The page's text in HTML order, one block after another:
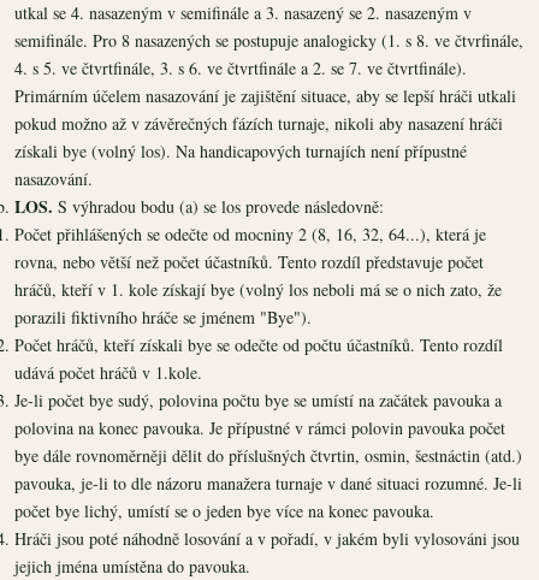
utkal se 4. nasazeným v semifinále a 3. nasazený se 2. nasazeným v
semifinále. Pro 8 nasazených se postupuje analogicky (1. s 8. ve čtvrfinále,
4. s 5. ve čtvrtfinále, 3. s 6. ve čtvrtfinále a 2. se 7. ve čtvrtfinále).
Primárním účelem nasazování je zajištění situace, aby se lepší hráči utkali
pokud možno až v závěrečných fázích turnaje, nikoli aby nasazení hráči
získali bye (volný los). Na handicapových turnajích není přípustné
nasazování.
LOS. S výhradou bodu (a) se los provede následovně:
Počet přihlášených se odečte od mocniny 2 (8, 16, 32, 64...), která je
rovna, nebo větší než počet účastníků. Tento rozdíl představuje počet
hráčů, kteří v 1. kole získají bye (volný los neboli má se o nich zato, že
porazili fiktivního hráče se jménem "Bye").
Počet hráčů, kteří získali bye se odečte od počtu účastníků. Tento rozdíl
udává počet hráčů v 1.kole.
Je-li počet bye sudý, polovina počtu bye se umístí na začátek pavouka a
polovina na konec pavouka. Je přípustné v rámci polovin pavouka počet
bye dále rovnoměrněji dělit do příslušných čtvrtin, osmin, šestnáctin (atd.)
pavouka, je-li to dle názoru manažera turnaje v dané situaci rozumné. Je-li
počet bye lichý, umístí se o jeden bye více na konec pavouka.
Hráči jsou poté náhodně losování a v pořadí, v jakém byli vylosováni jsou
jejich jména umístěna do pavouka.